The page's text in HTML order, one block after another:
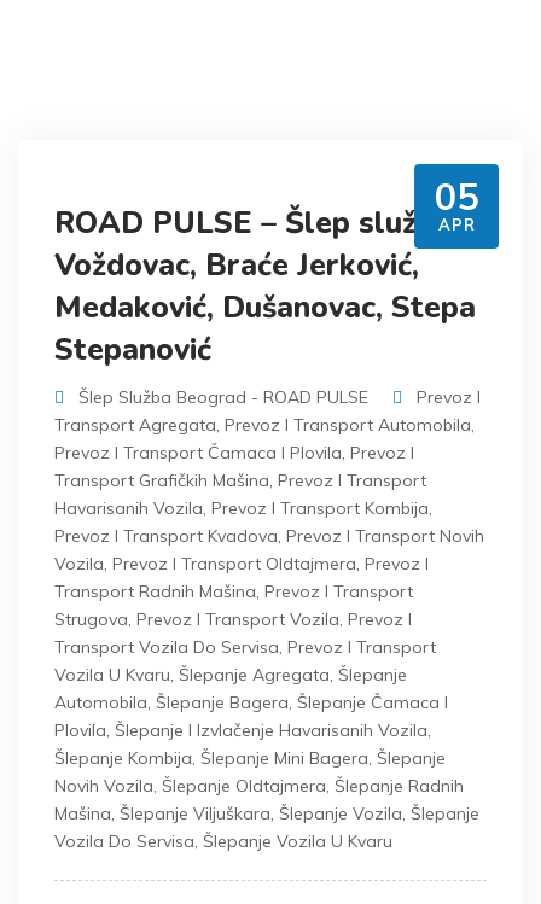
05
APR
ROAD PULSE – Šlep služba
Voždovac, Braće Jerković,
Medaković, Dušanovac, Stepa
Stepanović
Šlep Služba Beograd - ROAD PULSE
Prevoz I
Transport Agregata, Prevoz I Transport Automobila,
Prevoz I Transport Čamaca I Plovila, Prevoz I
Transport Grafičkih Mašina, Prevoz I Transport
Havarisanih Vozila, Prevoz I Transport Kombija,
Prevoz I Transport Kvadova, Prevoz I Transport Novih
Vozila, Prevoz I Transport Oldtajmera, Prevoz I
Transport Radnih Mašina, Prevoz I Transport
Strugova, Prevoz I Transport Vozila, Prevoz I
Transport Vozila Do Servisa, Prevoz I Transport
Vozila U Kvaru, Šlepanje Agregata, Šlepanje
Automobila, Šlepanje Bagera, Šlepanje Čamaca I
Plovila, Šlepanje I Izvlačenje Havarisanih Vozila,
Šlepanje Kombija, Šlepanje Mini Bagera, Šlepanje
Novih Vozila, Šlepanje Oldtajmera, Šlepanje Radnih
Mašina, Šlepanje Viljuškara, Šlepanje Vozila, Šlepanje
Vozila Do Servisa, Šlepanje Vozila U Kvaru